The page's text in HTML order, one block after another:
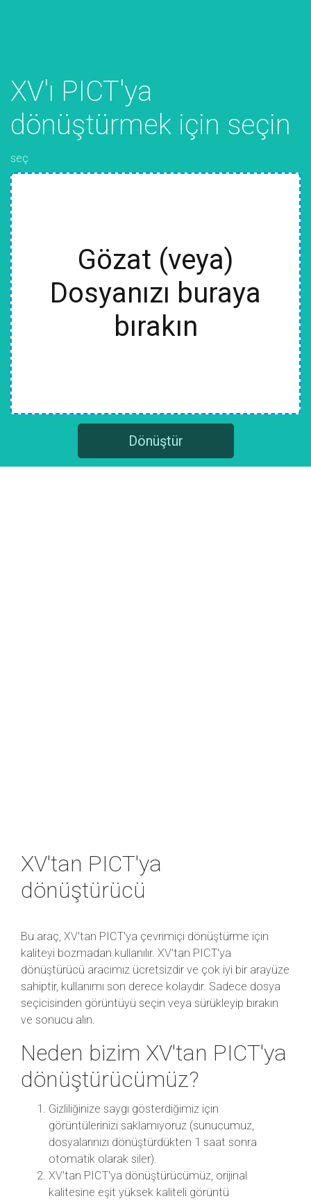
XV'ı PICT'ya
dönüştürmek için seçin
seç
Gözat (veya)
Dosyanızı buraya
bırakın
Dönüştür
XV'tan PICT'ya
dönüştürücü
Bu araç, XV'tan PICT'ya çevrimiçi dönüştürme için
kaliteyi bozmadan kullanılır. XV'tan PICT'ya
dönüştürücü aracımız ücretsizdir ve çok iyi bir arayüze
sahiptir, kullanımı son derece kolaydır. Sadece dosya
seçicisinden görüntüyü seçin veya sürükleyip bırakın
ve sonucu alın.
Neden bizim XV'tan PICT'ya
dönüştürücümüz?
Gizliliğinize saygı gösterdiğimiz için
görüntülerinizi saklamıyoruz (sunucumuz,
dosyalarınızı dönüştürdükten 1 saat sonra
otomatik olarak siler).
XV'tan PICT'ya dönüştürücümüz, orijinal
kalitesine eşit yüksek kaliteli görüntü